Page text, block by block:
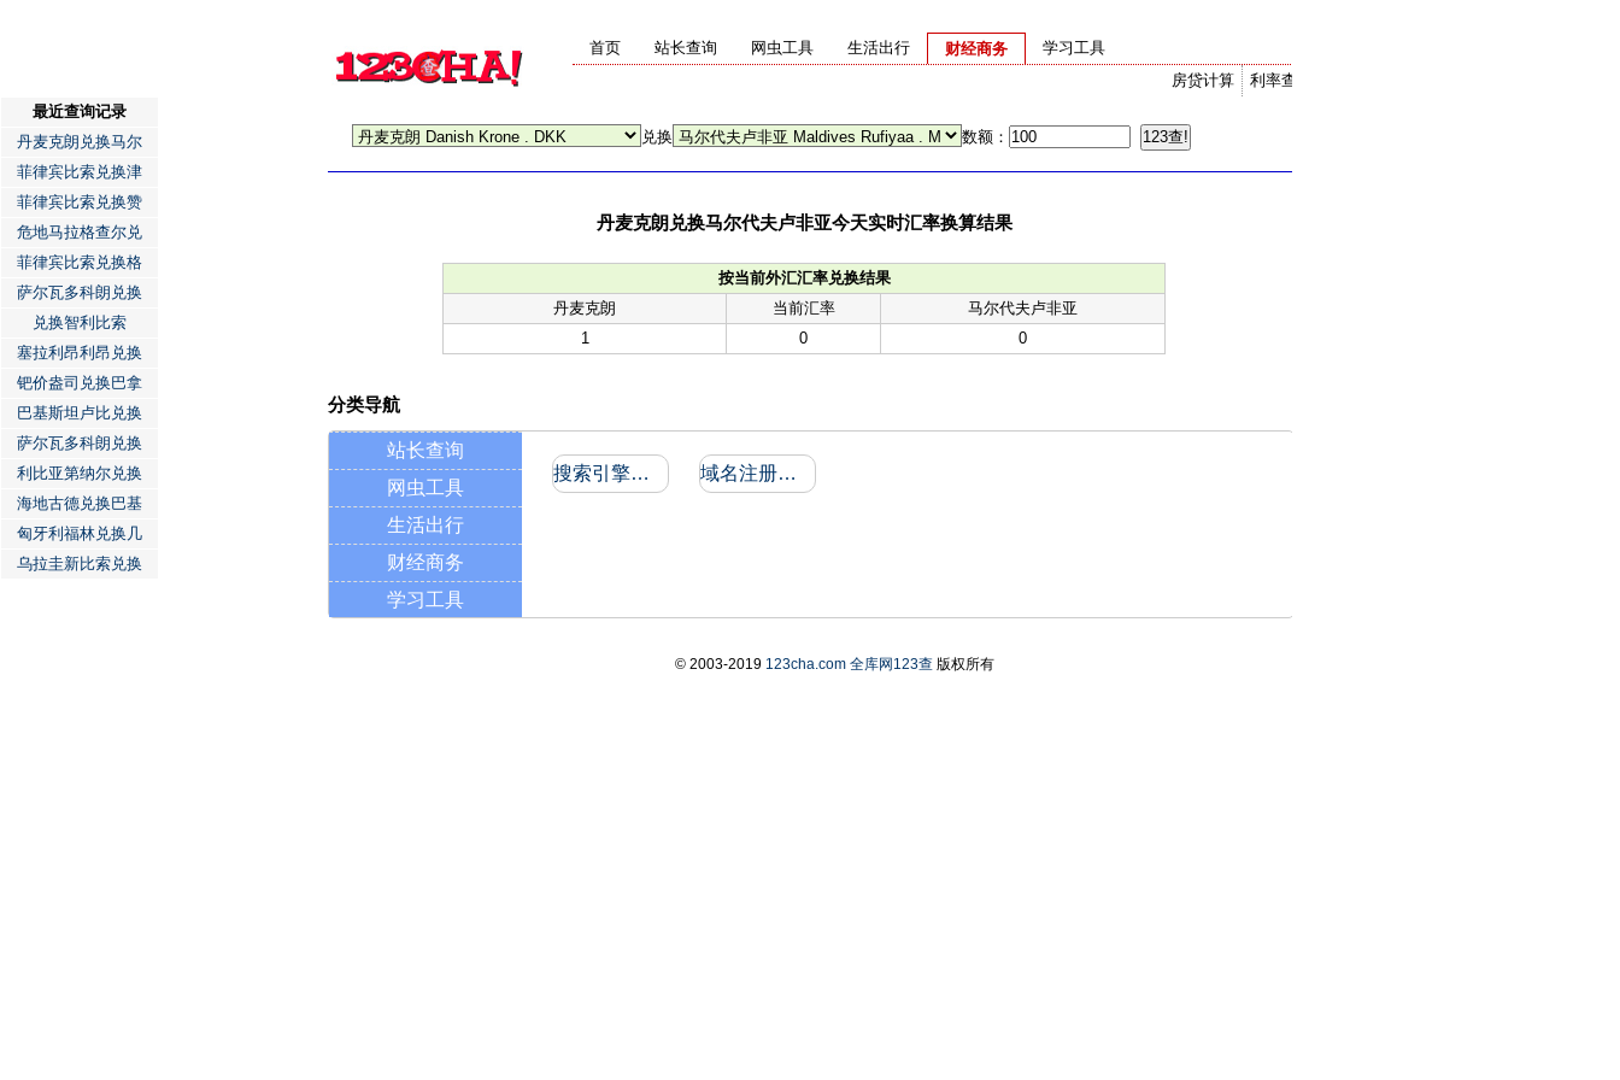
首页 站长查询 网虫工具 生活出行
财经商务
利率查询
房贷计算
学习工具
兑换 数额：
丹麦克朗兑换马尔代夫卢非亚今天实时汇率换算结果
按当前外汇汇率兑换结果
丹麦克朗
当前汇率
马尔代夫卢非亚
1
0 0
最近查询记录
丹麦克朗兑换马尔
菲律宾比索兑换津
菲律宾比索兑换赞
危地马拉格查尔兑
菲律宾比索兑换格
萨尔瓦多科朗兑换
兑换智利比索
塞拉利昂利昂兑换
钯价盎司兑换巴拿
巴基斯坦卢比兑换
萨尔瓦多科朗兑换
利比亚第纳尔兑换
海地古德兑换巴基
匈牙利福林兑换几
乌拉圭新比索兑换
分类导航
站长查询
网虫工具
生活出行
财经商务
学习工具
搜索引擎收录和反向链接 域名注册信息
© 2003-2019 123cha.com 全库网123查版权所有